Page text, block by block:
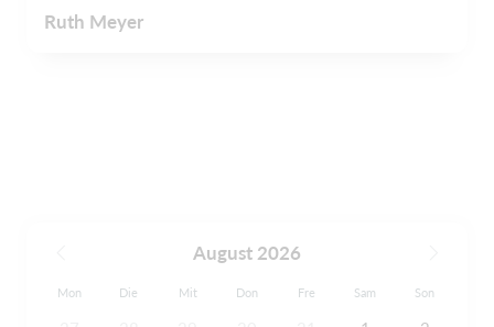
Ruth Meyer
August 2026
Mon Die Mit Don Fre Sam Son